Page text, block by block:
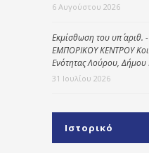
6 Αυγούστου 2026
Εκμίσθωση του υπ΄ αριθ.
ΕΜΠΟΡΙΚΟΥ ΚΕΝΤΡΟΥ
Ενότητας Λούρου, Δήμου
31 Ιουλίου 2026
Ιστορικό